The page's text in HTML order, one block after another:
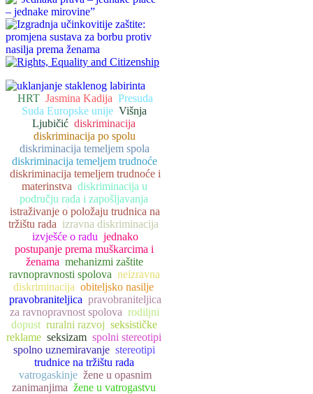
HRT Jasmina Kadija Presuda
Suda Europske unije Višnja
Ljubičić diskriminacija
diskriminacija po spolu
diskriminacija temeljem spola
diskriminacija temeljem trudnoće
diskriminacija temeljem trudnoće i
materinstva diskriminacija u
području rada i zapošljavanja
istraživanje o položaju trudnica na
tržištu rada izravna diskriminacija
izvješće o radu jednako
postupanje prema muškarcima i
ženama mehanizmi zaštite
ravnopravnosti spolova neizravna
diskriminacija obiteljsko nasilje
pravobraniteljica pravobraniteljica
za ravnopravnost spolova rodiljni
dopust ruralni razvoj seksističke
reklame seksizam spolni stereotipi
spolno uznemiravanje stereotipi
trudnice na tržištu rada
vatrogaskinje žene u opasnim
zanimanjima žene u vatrogastvu